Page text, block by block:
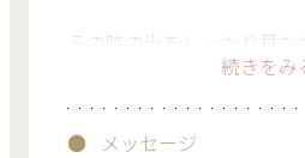
その時の光をしっかり見
いところで撮影を行ってお
続きをみ
メッセージ